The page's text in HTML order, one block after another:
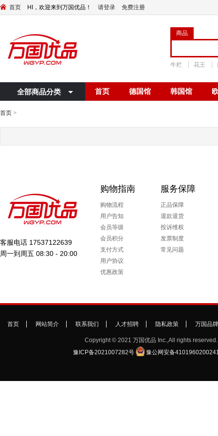
首页 HI，欢迎来到万国优品！ 请登录 免费注册
商品
牛栏 花王
全部商品分类 首页 德国馆 韩国馆
首页 >
客服电话 17537122639
周一到周五 08:30 - 20:00
购物指南
购物流程
用户告知
会员等级
会员积分
支付方式
用户协议
优惠政策
服务保障
正品保障
退款退货
投诉维权
发票制度
常见问题
首页 网站简介 联系我们 人才招聘 隐私政策 万国品牌
Copyright © 2021 万国优品 Inc.,All rights reserved.
豫ICP备2021007282号
豫公网安备